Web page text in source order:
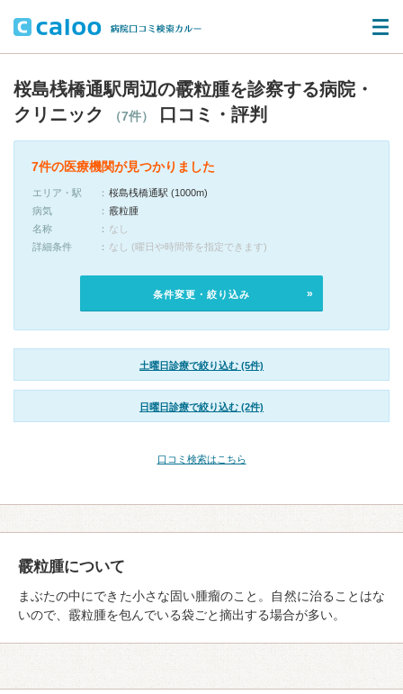
桜島桟橋通駅周辺の霰粒腫を診察する病院・
クリニック
（7件） 口コミ・評判
7件の医療機関が見つかりました
エリア・駅
桜島桟橋通駅 (1000m)
病気
霰粒腫
名称
なし
詳細条件
なし (曜日や時間帯を指定できます)
条件変更・絞り込み
土曜日診療で絞り込む (5件)
日曜日診療で絞り込む (2件)
口コミ検索はこちら
霰粒腫について
まぶたの中にできた小さな固い腫瘤のこと。自然に治ることはな
いので、霰粒腫を包んでいる袋ごと摘出する場合が多い。